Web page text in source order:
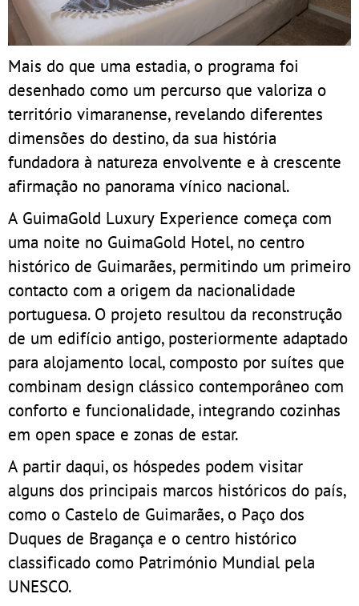
Mais do que uma estadia, o programa foi
desenhado como um percurso que valoriza o
território vimaranense, revelando diferentes
dimensões do destino, da sua história
fundadora à natureza envolvente e à crescente
afirmação no panorama vínico nacional.
A GuimaGold Luxury Experience começa com
uma noite no GuimaGold Hotel, no centro
histórico de Guimarães, permitindo um primeiro
contacto com a origem da nacionalidade
portuguesa. O projeto resultou da reconstrução
de um edifício antigo, posteriormente adaptado
para alojamento local, composto por suítes que
combinam design clássico contemporâneo com
conforto e funcionalidade, integrando cozinhas
em open space e zonas de estar.
A partir daqui, os hóspedes podem visitar
alguns dos principais marcos históricos do país,
como o Castelo de Guimarães, o Paço dos
Duques de Bragança e o centro histórico
classificado como Património Mundial pela
UNESCO.